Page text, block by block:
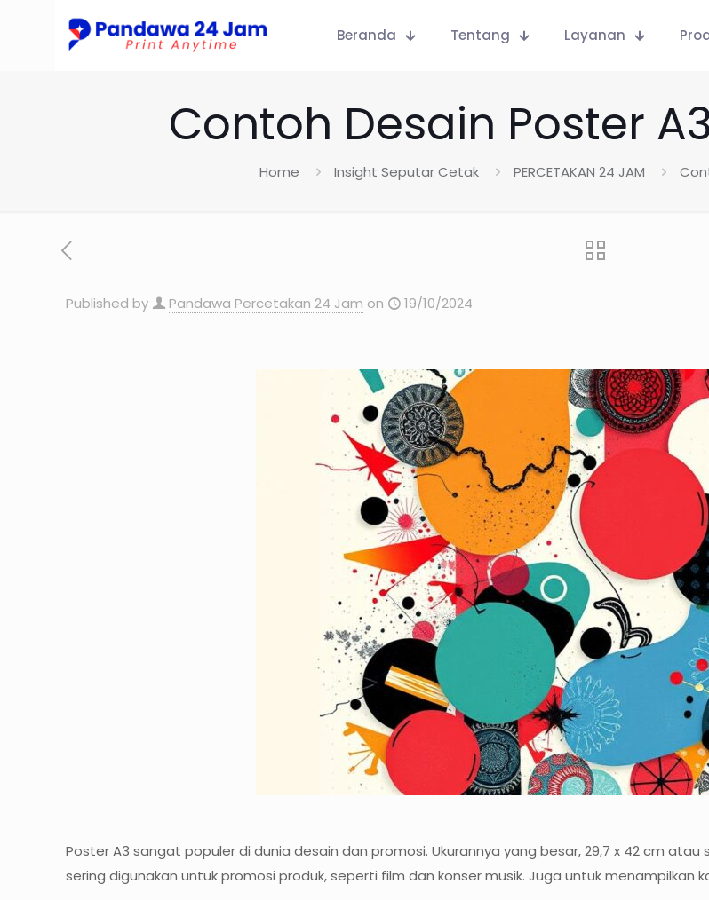
Beranda Tentang Layanan
Contoh Desain Poster
Home Insight Seputar Cetak PERCETAKAN 24 JAM
Published by Pandawa Percetakan 24 Jam on 19/10/2024
Poster A3 sangat populer di dunia desain dan promosi. Ukurannya yang besar, 29,7 x 42 cm
sering digunakan untuk promosi produk, seperti film dan konser musik. Juga untuk menampilkan